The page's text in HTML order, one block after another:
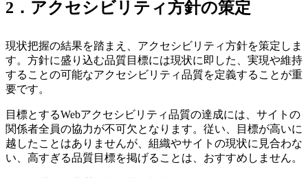
2．アクセシビリティ方針の策定
現状把握の結果を踏まえ、アクセシビリティ方針を策定しま
す。方針に盛り込む品質目標には現状に即した、実現や維持
することの可能なアクセシビリティ品質を定義することが重
要です。
目標とするWebアクセシビリティ品質の達成には、サイトの
関係者全員の協力が不可欠となります。従い、目標が高いに
越したことはありませんが、組織やサイトの現状に見合わな
い、高すぎる品質目標を掲げることは、おすすめしません。